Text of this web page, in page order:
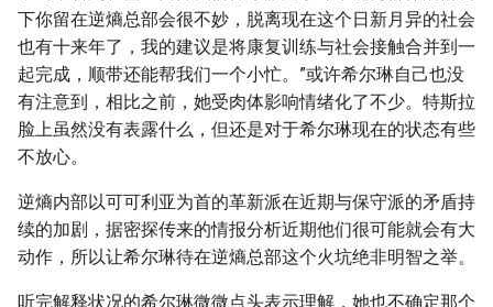
下你留在逆熵总部会很不妙，脱离现在这个日新月异的社会
也有十来年了，我的建议是将康复训练与社会接触合并到一
起完成，顺带还能帮我们一个小忙。”或许希尔琳自己也没
有注意到，相比之前，她受肉体影响情绪化了不少。特斯拉
脸上虽然没有表露什么，但还是对于希尔琳现在的状态有些
不放心。
逆熵内部以可可利亚为首的革新派在近期与保守派的矛盾持
续的加剧，据密探传来的情报分析近期他们很可能就会有大
动作，所以让希尔琳待在逆熵总部这个火坑绝非明智之举。
听完解释状况的希尔琳微微点头表示理解，她也不确定那个